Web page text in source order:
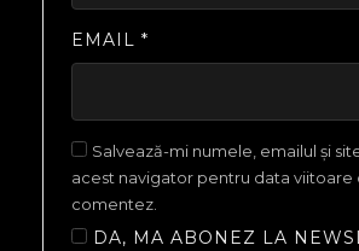
EMAIL *
Salvează-mi numele, emailul și
acest navigator pentru data viitoare
comentez.
DA, MA ABONEZ LA